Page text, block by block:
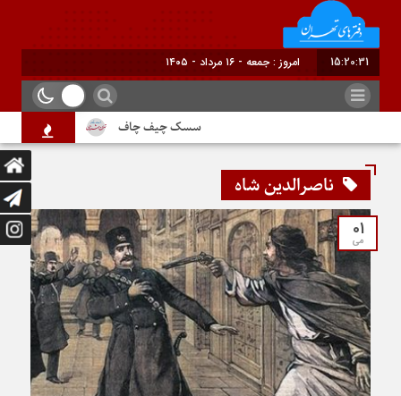
15:20:31 برابر با : Friday - 7 August - 2026
سسک چیف چاف دم جنبانک ابلق
ناصرالدین شاه
01
می